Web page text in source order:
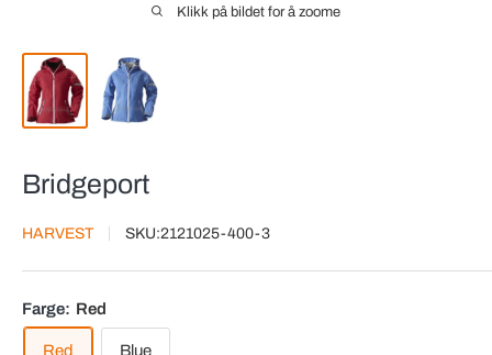
Klikk på bildet for å zoome
Bridgeport
HARVEST SKU:2121025-400-3
Farge: Red
Red Blue